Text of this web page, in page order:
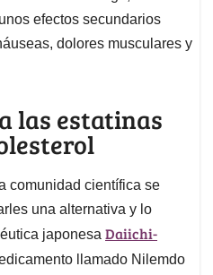
efectos secundarios
dolores musculares y
las estatinas
comunidad científica se
una alternativa y lo
japonesa Daiichi-
llamado Nilemdo